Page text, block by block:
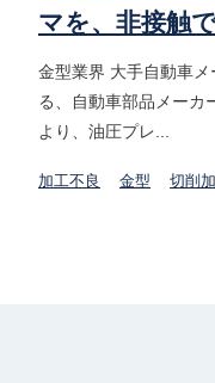
マを、非接触
金型業界 大手自動車
る、自動車部品メーカ
より、油圧プレ...
加工不良 金型 切削